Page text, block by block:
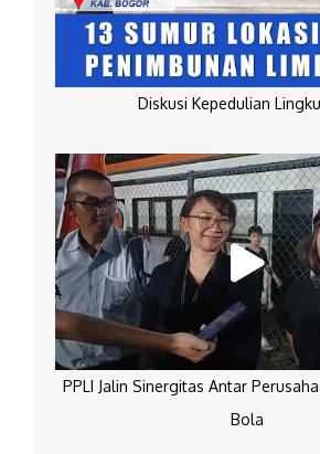
Diskusi Kepedulian
PPLI Jalin Sinergitas Antar
Bola